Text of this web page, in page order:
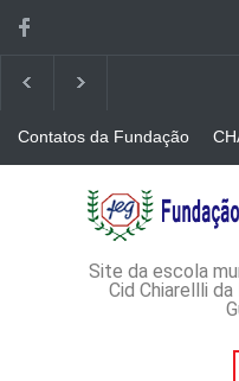
Contatos da Fundação
AVISO DE DISPENSA DE
LICITAÇÃO - DISPENSA DE
LICITAÇÃO Nº 53/2026-
ADMINISTRATIVO Nº
Site da escola
Cid Chiarellli